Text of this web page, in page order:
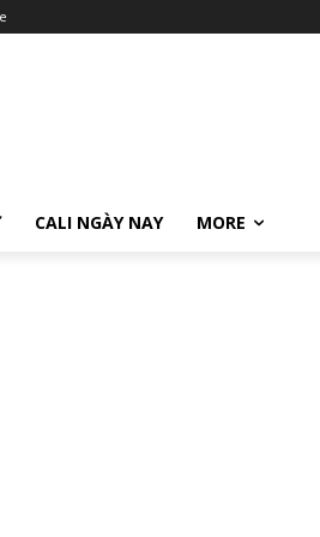
CALI NGÀY NAY MORE